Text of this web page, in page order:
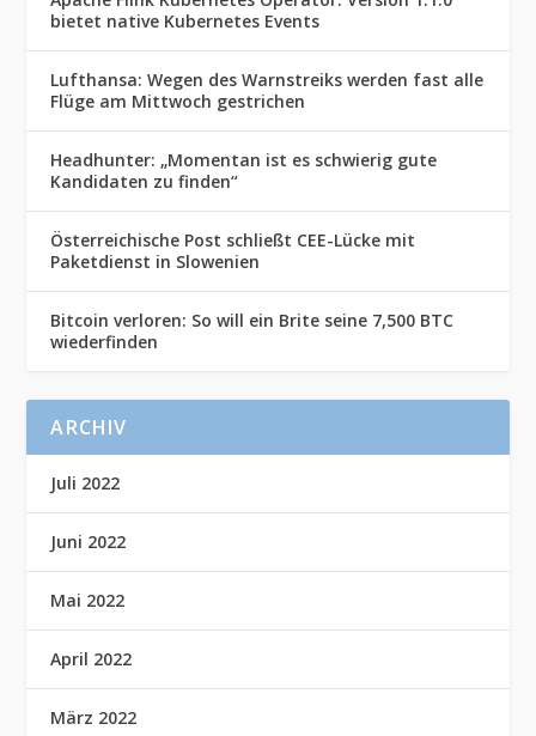
bietet native Kubernetes Events
Lufthansa: Wegen des Warnstreiks werden fast alle
Flüge am Mittwoch gestrichen
Headhunter: „Momentan ist es schwierig gute
Kandidaten zu finden“
Österreichische Post schließt CEE-Lücke mit
Paketdienst in Slowenien
Bitcoin verloren: So will ein Brite seine 7,500 BTC
wiederfinden
ARCHIV
Juli 2022
Juni 2022
Mai 2022
April 2022
März 2022